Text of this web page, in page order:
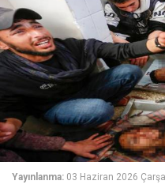
Yayınlanma: 03 Haziran 2026